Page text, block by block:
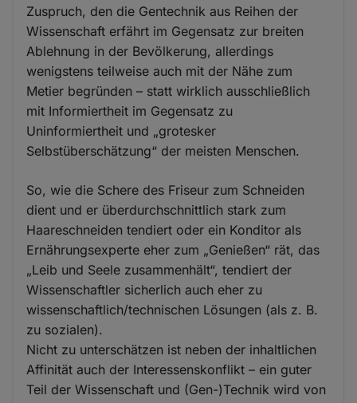
Zuspruch, den die Gentechnik aus Reihen der
Wissenschaft erfährt im Gegensatz zur breiten
Ablehnung in der Bevölkerung, allerdings
wenigstens teilweise auch mit der Nähe zum
Metier begründen – statt wirklich ausschließlich
mit Informiertheit im Gegensatz zu
Uninformiertheit und „grotesker
Selbstüberschätzung“ der meisten Menschen.
So, wie die Schere des Friseur zum Schneiden
dient und er überdurchschnittlich stark zum
Haareschneiden tendiert oder ein Konditor als
Ernährungsexperte eher zum „Genießen“ rät, das
„Leib und Seele zusammenhält“, tendiert der
Wissenschaftler sicherlich auch eher zu
wissenschaftlich/technischen Lösungen (als z. B.
zu sozialen).
Nicht zu unterschätzen ist neben der inhaltlichen
Affinität auch der Interessenskonflikt – ein guter
Teil der Wissenschaft und (Gen-)Technik wird von